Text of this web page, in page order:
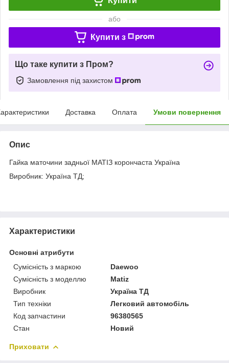
або
Купити з
Що таке купити з Пром?
Замовлення під захистом
Доставка Оплата Умови повернення
Опис
Гайка маточини задньої МАТІЗ корончаста Україна
Виробник: Україна ТД;
Характеристики
Основні атрибути
Сумісність з маркою
Daewoo
Сумісність з моделлю
Matiz
Виробник
Україна ТД
Тип техніки
Легковий автомобіль
Код запчастини
96380565
Стан
Новий
Приховати